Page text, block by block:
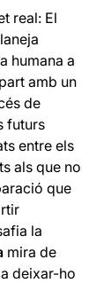
real: El
humana a
amb un
de
futurs
entre els
als que no
que
la
mira de
deixar-ho